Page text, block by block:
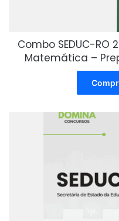
Combo SEDUC-RO
Matemática –